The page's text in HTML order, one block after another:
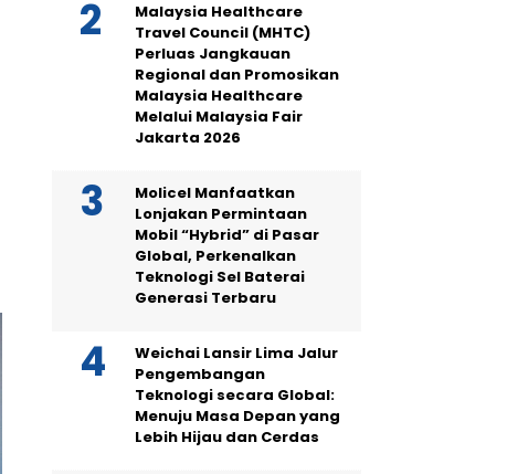
Malaysia Healthcare
Travel Council (MHTC)
Perluas Jangkauan
Regional dan Promosikan
Malaysia Healthcare
Melalui Malaysia Fair
Jakarta 2026
Molicel Manfaatkan
Lonjakan Permintaan
Mobil “Hybrid” di Pasar
Global, Perkenalkan
Teknologi Sel Baterai
Generasi Terbaru
Weichai Lansir Lima Jalur
Pengembangan
Teknologi secara Global:
Menuju Masa Depan yang
Lebih Hijau dan Cerdas